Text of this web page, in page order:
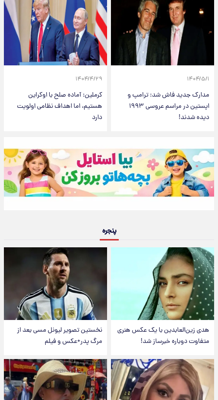
۱۴۰۴/۵/۱
مدارک جدید فاش شد: ترامپ و
اپستین در مراسم عروسی ۱۹۹۳
دیده شدند!
۱۴۰۴/۴/۲۹
کرملین: آماده صلح با اوکراین
هستیم، اما اهداف نظامی اولویت
دارد
پنجره
هدی زین‌العابدین با یک عکس هنری
متفاوت دوباره خبرساز شد!
نخستین تصویر لیونل مسی بعد از
مرگ پدر+عکس و فیلم